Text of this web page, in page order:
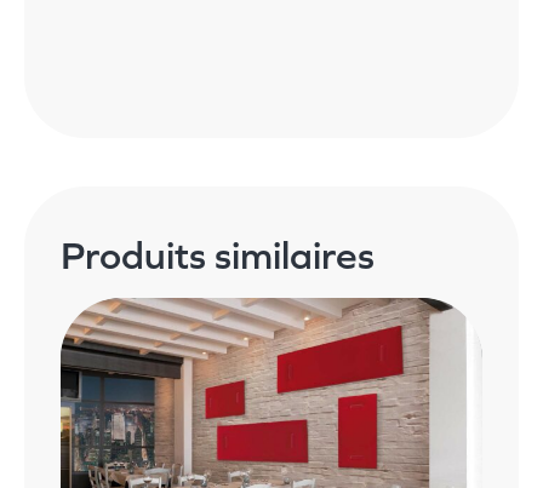
Produits similaires